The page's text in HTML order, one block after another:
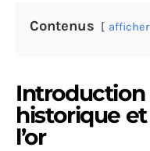
Contenus afficher
Introduction
historique
l’or